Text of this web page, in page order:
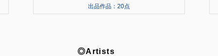
出品作品：20点
◎Artists